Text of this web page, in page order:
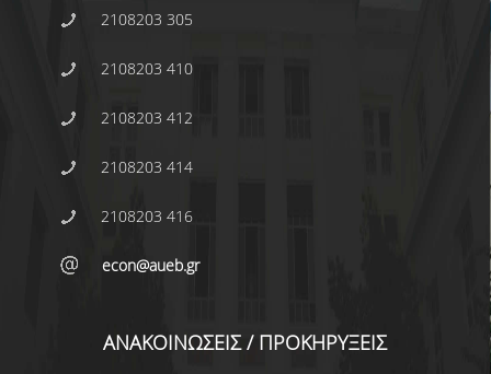
ΧΕΙΡΙΣΜΟΥ Η.Υ.
ΕΠΑΝΕΞΕΤΑΣΗ ΓΙΑ ΒΕΛΤΙΩΣΗ ΒΑΘΜΟΛΟΓΙΑΣ
ΔΙΚΑΙΩΜΑ ΓΙΑ ΠΡΟΦΟΡΙΚΗ ΕΞΕΤΑΣΗ
ΤΗΣ ΑΓΩΓΗΣ ΚΑΙ ΤΗΣ ΕΚΠΑΙΔΕΥΣΗΣ
ΜΕΤΑΠΤΥΧΙΑΚΕΣ ΣΠΟΥΔΕΣ
ΠΛΗΡΟΥΣ ΦΟΙΤΗΣΗΣ
2108203 305
2108203 410
2108203 412
2108203 414
2108203 416
econ@aueb.gr
ΑΝΑΚΟΙΝΩΣΕΙΣ / ΠΡΟΚΗΡΥΞΕΙΣ